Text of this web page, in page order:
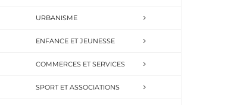
URBANISME
ENFANCE ET JEUNESSE
COMMERCES ET SERVICES
SPORT ET ASSOCIATIONS